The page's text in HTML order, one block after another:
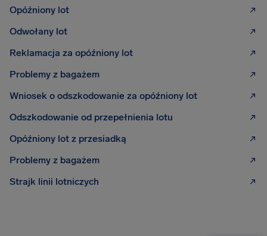
Opóźniony lot
Odwołany lot
Reklamacja za opóźniony lot
Problemy z bagażem
Wniosek o odszkodowanie za opóźniony lot
Odszkodowanie od przepełnienia lotu
Opóźniony lot z przesiadką
Problemy z bagażem
Strajk linii lotniczych